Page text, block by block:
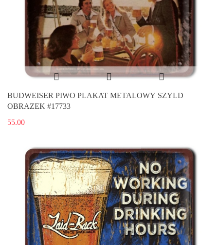
BUDWEISER PIWO PLAKAT METALOWY SZYLD
OBRAZEK #17733
55.00